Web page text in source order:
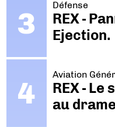
Défense
REX -
Ejection.
Aviation
REX -
au drame